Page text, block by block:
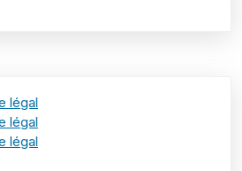
légal
légal
légal